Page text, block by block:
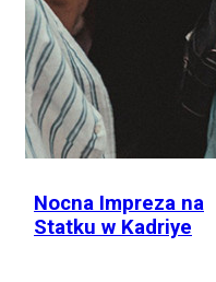
Nocna Impreza na
Statku w Kadriye